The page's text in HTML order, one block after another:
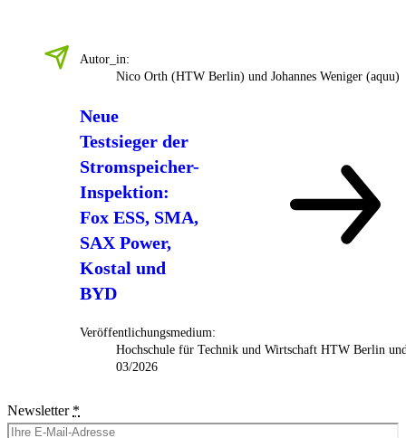
Autor_in:
Nico Orth (HTW Berlin) und Johannes Weniger (aquu)
Neue
Testsieger der
Stromspeicher-
Inspektion:
Fox ESS, SMA,
SAX Power,
Kostal und
BYD
Veröffentlichungsmedium:
Hochschule für Technik und Wirtschaft HTW Berlin
03/2026
Newsletter *